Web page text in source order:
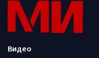
Видео